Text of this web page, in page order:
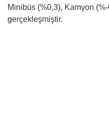
Minibüs (%0,3), Kamyon
gerçekleşmiştir.